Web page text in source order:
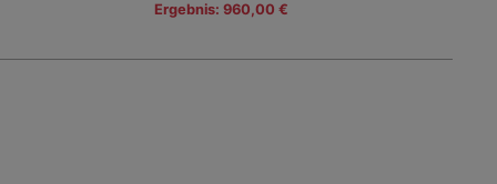
Ergebnis: 960,00 €